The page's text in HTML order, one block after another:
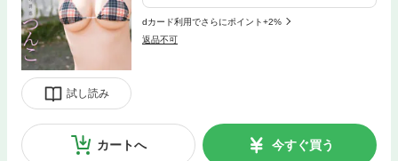
試し読み
dカード利用でさらにポイント+2%
返品不可
カートへ 今すぐ買う